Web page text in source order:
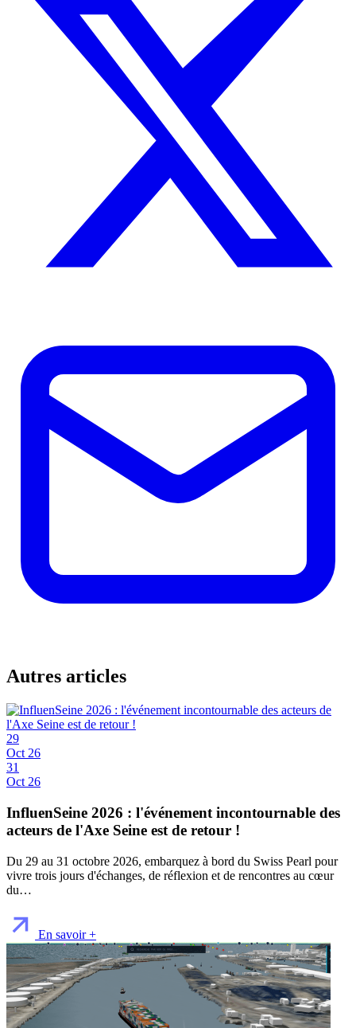
Autres articles
29
Oct 26
31
Oct 26
InfluenSeine 2026 : l'événement incontournable des
acteurs de l'Axe Seine est de retour !
Du 29 au 31 octobre 2026, embarquez à bord du Swiss Pearl pour
vivre trois jours d'échanges, de réflexion et de rencontres au cœur
du…
En savoir +